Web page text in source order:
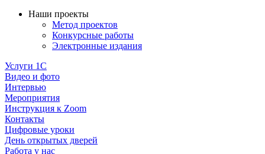
Наши проекты
Метод проектов
Конкурсные работы
Электронные издания
Услуги 1C
Видео и фото
Интервью
Мероприятия
Инструкция к Zoom
Контакты
Цифровые уроки
День открытых дверей
Работа у нас